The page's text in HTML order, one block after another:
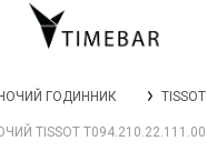
392 44 45
14 44 (viber)
ГОДИННИК TISSOT
TISSOT T094.210.22.111.00